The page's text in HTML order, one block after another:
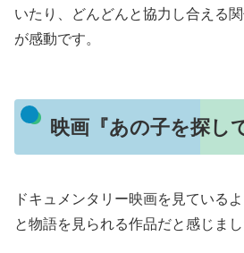
いたり、どんどんと協力し合える
が感動です。
映画『あの子を探し
ドキュメンタリー映画を見ている
と物語を見られる作品だと感じまし